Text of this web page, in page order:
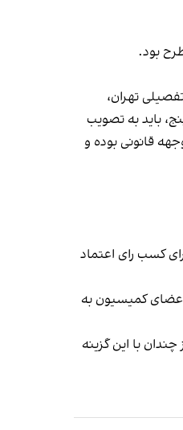
بود.
تهران،
باید به تصویب
قانونی بوده و
کسب رای اعتماد
عمران، اعضای کمیسیون به
با این گزینه